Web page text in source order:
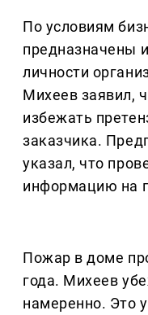
По условиям
предназначены
личности
Михеев заявил,
избежать
заказчика.
указал, что
информацию на
Пожар в доме
года. Михеев
намеренно. Это